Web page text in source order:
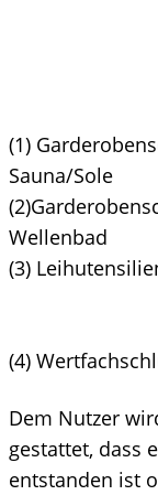
(1)
Sauna/Sole
Wellenbad
(3)
(4)
Dem Nutzer
gestattet, dass
entstanden ist